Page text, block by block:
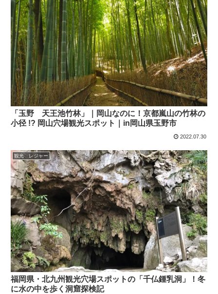
「玉野 天王池竹林」｜岡山なのに！京都嵐山の竹林の
小径 !? 岡山穴場観光スポット｜in岡山県玉野市
2022.07.30
観光 レジャー
福岡県・北九州観光穴場スポットの「千仏鍾乳洞」！冬
に水の中を歩く洞窟探検記